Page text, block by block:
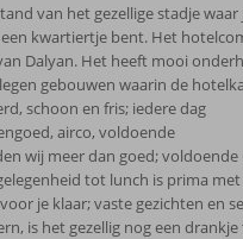
van het gezellige stadje waar
kwartiertje bent. Het
Dalyan. Het heeft mooi
gebouwen waarin de
schoon en fris; iedere dag
airco, voldoende
wij meer dan goed; voldoende
tot lunch is prima met
je klaar; vaste gezichten en
is het gezellig nog een drankje